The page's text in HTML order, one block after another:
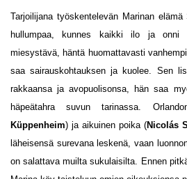
Tarjoilijana työskentelevän Marinan
hullumpaa, kunnes kaikki ilo ja onni
miesystävä, häntä huomattavasti
saa sairauskohtauksen ja kuolee. Sen
rakkaansa ja avopuolisonsa, hän saa
häpeätahra suvun tarinassa.
Küppenheim) ja aikuinen poika (Nicolás
läheisensä surevana leskenä, vaan
on salattava muilta sukulaisilta. Ennen